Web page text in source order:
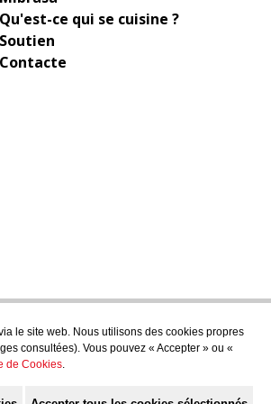
le site web. Nous utilisons des cookies propres
consultées). Vous pouvez « Accepter » ou «
de Cookies.
Qu'est-ce qui se cuisine ?
Soutien
Contacte